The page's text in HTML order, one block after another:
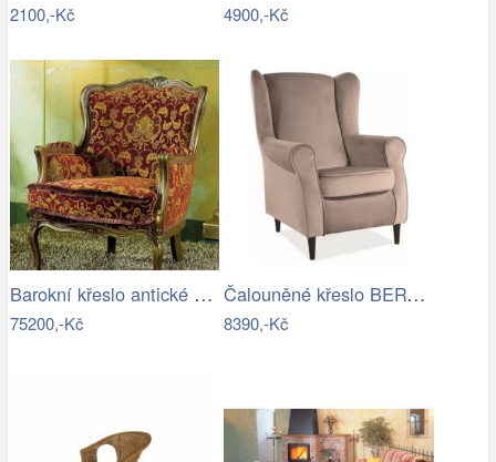
2100,-Kč 4900,-Kč
Barokní křeslo antické ztvárnění laku…
75200,-Kč
Čalouněné křeslo BERY velvet béžová…
8390,-Kč